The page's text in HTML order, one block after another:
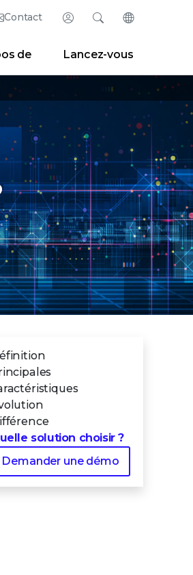
Contact Connexion
Developer Portal
Rechercher
Blogs
Changer de
English (Anglais)
日本語 (Japonais)
Deutsch (Allemand)
Español (Espagnol)
Français (Français)
Português (Portugais)
de Lancez-vous
solution choisir ?
Demander une démo